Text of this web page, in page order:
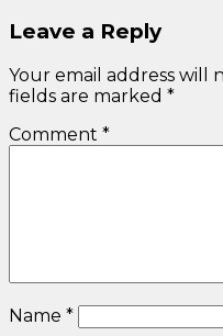
Leave a Reply
Your email address will
fields are marked *
Comment *
Name *